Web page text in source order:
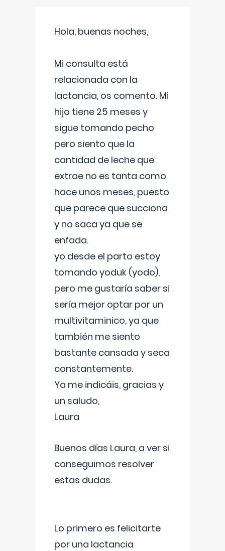
Hola, buenas noches,
Mi consulta está
relacionada con la
lactancia, os comento. Mi
hijo tiene 25 meses y
sigue tomando pecho
pero siento que la
cantidad de leche que
extrae no es tanta como
hace unos meses, puesto
que parece que succiona
y no saca ya que se
enfada.
yo desde el parto estoy
tomando yoduk (yodo),
pero me gustaría saber si
sería mejor optar por un
multivitaminico, ya que
también me siento
bastante cansada y seca
constantemente.
Ya me indicáis, gracias y
un saludo,
Laura
Buenos días Laura, a ver si
conseguimos resolver
estas dudas.
Lo primero es felicitarte
por una lactancia